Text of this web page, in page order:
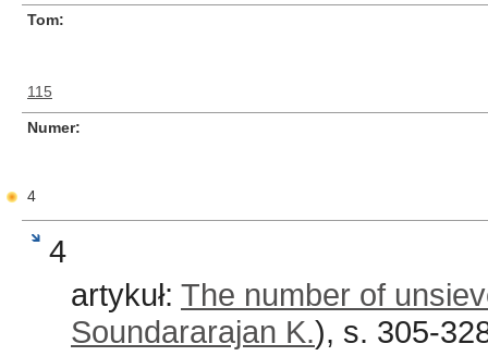
Tom
115
Numer
4
4
artykuł: The number of
Soundararajan K.), s. 305-